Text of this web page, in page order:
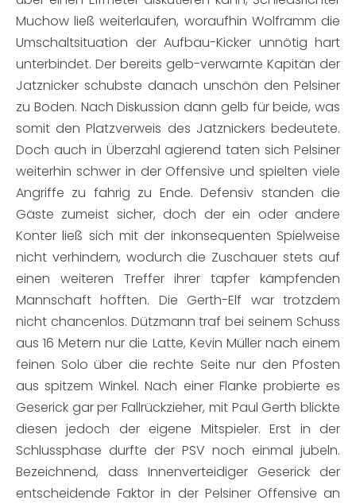
Muchow ließ weiterlaufen, woraufhin Wolframm die
Umschaltsituation der Aufbau-Kicker unnötig hart
unterbindet. Der bereits gelb-verwarnte Kapitän der
Jatznicker schubste danach unschön den Pelsiner
zu Boden. Nach Diskussion dann gelb für beide, was
somit den Platzverweis des Jatznickers bedeutete.
Doch auch in Überzahl agierend taten sich Pelsiner
weiterhin schwer in der Offensive und spielten viele
Angriffe zu fahrig zu Ende. Defensiv standen die
Gäste zumeist sicher, doch der ein oder andere
Konter ließ sich mit der inkonsequenten Spielweise
nicht verhindern, wodurch die Zuschauer stets auf
einen weiteren Treffer ihrer tapfer kämpfenden
Mannschaft hofften. Die Gerth-Elf war trotzdem
nicht chancenlos. Dützmann traf bei seinem Schuss
aus 16 Metern nur die Latte, Kevin Müller nach einem
feinen Solo über die rechte Seite nur den Pfosten
aus spitzem Winkel. Nach einer Flanke probierte es
Geserick gar per Fallrückzieher, mit Paul Gerth blickte
diesen jedoch der eigene Mitspieler. Erst in der
Schlussphase durfte der PSV noch einmal jubeln.
Bezeichnend, dass Innenverteidiger Geserick der
entscheidende Faktor in der Pelsiner Offensive an